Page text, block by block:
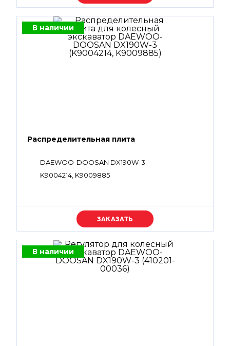
В наличии
Распределительная плита
DAEWOO-DOOSAN DX190W-3
K9004214, K9009885
Уточняйте цену
В наличии